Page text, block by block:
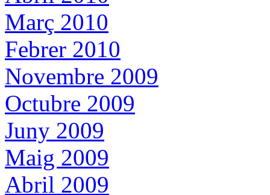
Març 2010
Febrer 2010
Novembre 2009
Octubre 2009
Juny 2009
Maig 2009
Abril 2009